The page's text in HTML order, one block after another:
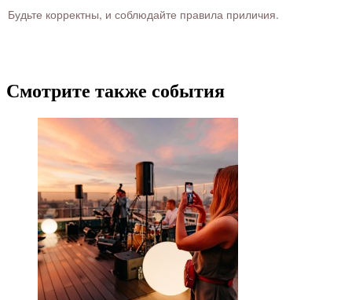
Будьте корректны, и соблюдайте правила приличия.
Смотрите также события